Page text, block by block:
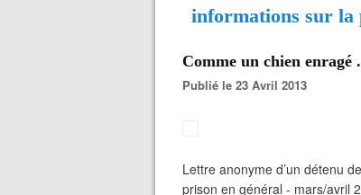
informations sur la
Comme un chien enragé
Publié le 23 Avril 2013
Lettre anonyme d’un détenu
prison en général - mars/avril